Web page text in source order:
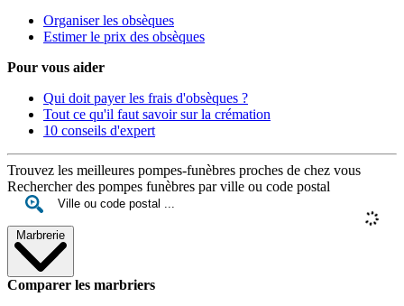
Organiser les obsèques
Estimer le prix des obsèques
Pour vous aider
Qui doit payer les frais d'obsèques ?
Tout ce qu'il faut savoir sur la crémation
10 conseils d'expert
Trouvez les meilleures pompes-funèbres proches de chez vous
Rechercher des pompes funèbres par ville ou code postal
Marbrerie
Comparer les marbriers